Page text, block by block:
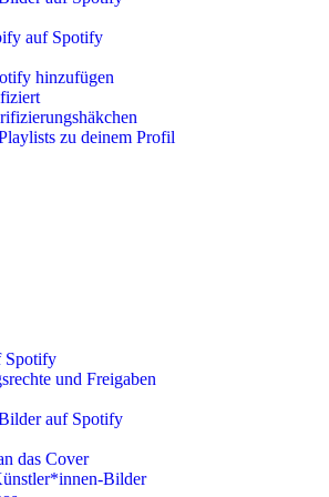
auf Spotify
hinzufügen
zu deinem Profil
Spotify
und Freigaben
auf Spotify
das Cover
Bilder